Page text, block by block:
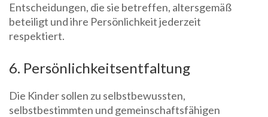
Entscheidungen, die sie betreffen, altersgemäß
beteiligt und ihre Persönlichkeit jederzeit
respektiert.
6. Persönlichkeitsentfaltung
Die Kinder sollen zu selbstbewussten,
selbstbestimmten und gemeinschaftsfähigen